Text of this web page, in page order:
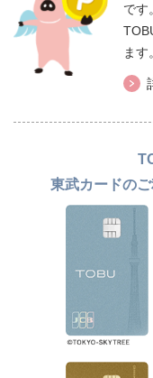
です。
ます。
東武カードの